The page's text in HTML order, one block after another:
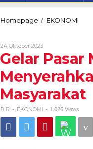
Homepage / EKONOMI
Bupati
Paket
Beras
24 Oktober 2023Oleh
R
Gelar
Masyarakat
R R - EKONOMI - 1.026 Views